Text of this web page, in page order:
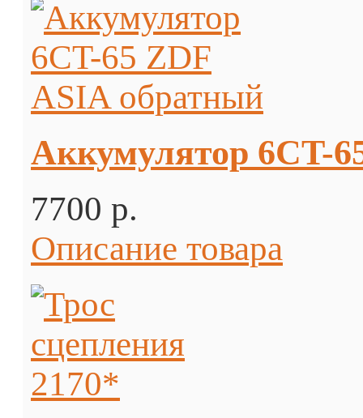
Аккумулятор 6CT-
7700 p.
Описание товара